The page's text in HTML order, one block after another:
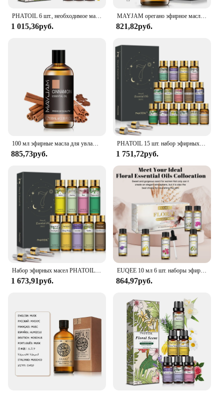
1 015,36руб.
MAYJAM орегано эфирное масло ароматы нероли Helichrysum Copaiba куркума свимятная версия 2024 Новое ароматическое масло
821,82руб.
885,73руб.
PHATOIL 15 шт. набор эфирных масел для ароматерапии-5 мл лаванда ваниль бергамот Ylang лемонграсс мята Ароматические ароматические масла
1 751,72руб.
Набор эфирных масел PHATOIL, 9 шт., для диффузора-10 мл, лаванда, мята, эвкалипт, Ylang Ylang, ваниль, роза, жасмин, ароматические масла
1 673,91руб.
EUQEE 10 мл 6 шт. наборы эфирных масел с цветочным рисунком Подарочная коробка Лаванда Роза Ylang Ylang Жасмин Гранина Ромашка Аромат для ароматерапии
864,97руб.